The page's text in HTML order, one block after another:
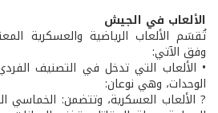
الألعاب في الجيش
تُقسَم الألعاب الرياضية والعسكرية
وفق الآتي:
• الألعاب التي تدخل في التصنيف
الوحدات، وهي نوعان:
? الألعاب العسكرية، وتتضمن: الخماسي